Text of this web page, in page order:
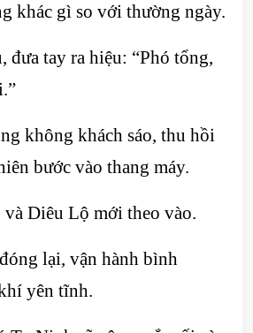
khác gì so với thường ngày.
đưa tay ra hiệu: “Phó tổng,
không khách sáo, thu hồi
bước vào thang máy.
và Diêu Lộ mới theo vào.
lại, vận hành bình
yên tĩnh.